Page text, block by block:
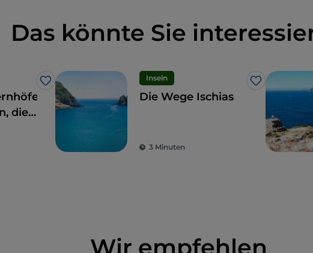
Das könnte Sie
Like
die
Inseln
Like
Die Wege Ischias
3 Minuten